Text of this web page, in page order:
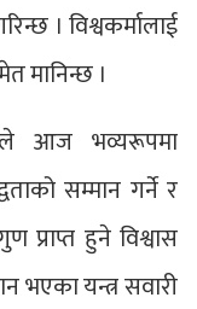
। विश्वकर्मालाई
मानिन्छ ।
आज भव्यरूपमा
सम्मान गर्ने र
प्राप्त हुने विश्वास
भएका यन्त्र सवारी